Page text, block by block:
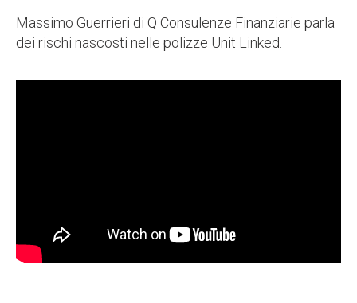
Massimo Guerrieri di Q Consulenze Finanziarie parla
dei rischi nascosti nelle polizze Unit Linked.